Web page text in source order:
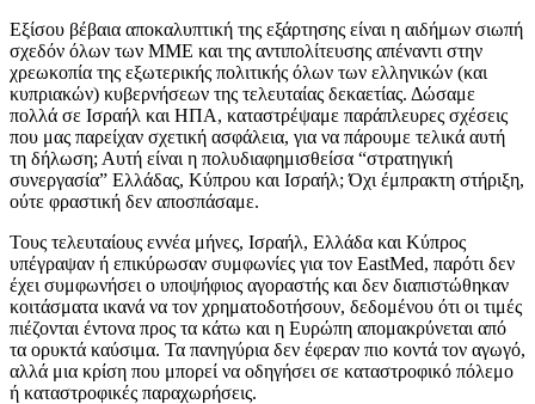
Εξίσου βέβαια αποκαλυπτική της εξάρτησης είναι η αιδήμων σιωπή
σχεδόν όλων των ΜΜΕ και της αντιπολίτευσης απέναντι στην
χρεωκοπία της εξωτερικής πολιτικής όλων των ελληνικών (και
κυπριακών) κυβερνήσεων της τελευταίας δεκαετίας. Δώσαμε
πολλά σε Ισραήλ και ΗΠΑ, καταστρέψαμε παράπλευρες σχέσεις
που μας παρείχαν σχετική ασφάλεια, για να πάρουμε τελικά αυτή
τη δήλωση; Αυτή είναι η πολυδιαφημισθείσα “στρατηγική
συνεργασία” Ελλάδας, Κύπρου και Ισραήλ; Όχι έμπρακτη στήριξη,
ούτε φραστική δεν αποσπάσαμε.
Τους τελευταίους εννέα μήνες, Ισραήλ, Ελλάδα και Κύπρος
υπέγραψαν ή επικύρωσαν συμφωνίες για τον EastMed, παρότι δεν
έχει συμφωνήσει ο υποψήφιος αγοραστής και δεν διαπιστώθηκαν
κοιτάσματα ικανά να τον χρηματοδοτήσουν, δεδομένου ότι οι τιμές
πιέζονται έντονα προς τα κάτω και η Ευρώπη απομακρύνεται από
τα ορυκτά καύσιμα. Τα πανηγύρια δεν έφεραν πιο κοντά τον αγωγό,
αλλά μια κρίση που μπορεί να οδηγήσει σε καταστροφικό πόλεμο
ή καταστροφικές παραχωρήσεις.